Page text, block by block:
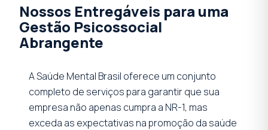
Nossos Entregáveis para uma
Gestão Psicossocial
Abrangente
A Saúde Mental Brasil oferece um conjunto
completo de serviços para garantir que sua
empresa não apenas cumpra a NR-1, mas
exceda as expectativas na promoção da saúde